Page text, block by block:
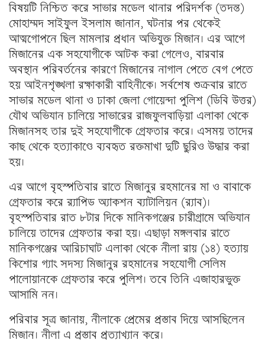
বিষয়টি নিশ্চিত করে সাভার মডেল থানার পরিদর্শক (তদন্ত)
মোহাম্মদ সাইফুল ইসলাম জানান, ঘটনার পর থেকেই
আত্মগোপনে ছিল মামলার প্রধান অভিযুক্ত মিজান। এর আগে
মিজানের এক সহযোগীকে আটক করা গেলেও, বারবার
অবস্থান পরিবর্তনের কারণে মিজানের নাগাল পেতে বেগ পেতে
হয় আইনশৃঙ্খলা রক্ষাকারী বাহিনীকে। সর্বশেষ শুক্রবার রাতে
সাভার মডেল থানা ও ঢাকা জেলা গোয়েন্দা পুলিশ (ডিবি উত্তর)
যৌথ অভিযান চালিয়ে সাভারের রাজফুলবাড়িয়া এলাকা থেকে
মিজানসহ তার দুই সহযোগীকে গ্রেফতার করে। এসময় তাদের
কাছ থেকে হত্যাকাণ্ডে ব্যবহৃত রক্তমাখা দুটি ছুরিও উদ্ধার করা
হয়।
এর আগে বৃহস্পতিবার রাতে মিজানুর রহমানের মা ও বাবাকে
গ্রেফতার করে র‌্যাপিড অ্যাকশন ব্যাটালিয়ন (র‌্যাব)।
বৃহস্পতিবার রাত ৮টার দিকে মানিকগঞ্জের চারীগ্রামে অভিযান
চালিয়ে তাদের গ্রেফতার করা হয়। এছাড়া মঙ্গলবার রাতে
মানিকগঞ্জের আরিচাঘাট এলাকা থেকে নীলা রায় (১৪) হত্যায়
কিশোর গ্যাং সদস্য মিজানুর রহমানের সহযোগী সেলিম
পালোয়ানকে গ্রেফতার করে পুলিশ। তবে তিনি এজাহারভুক্ত
আসামি নন।
পরিবার সূত্র জানায়, নীলাকে প্রেমের প্রস্তাব দিয়ে আসছিলেন
মিজান। নীলা এ প্রস্তাব প্রত্যাখ্যান করে।